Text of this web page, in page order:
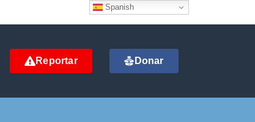
Reportar Donar
Spanish